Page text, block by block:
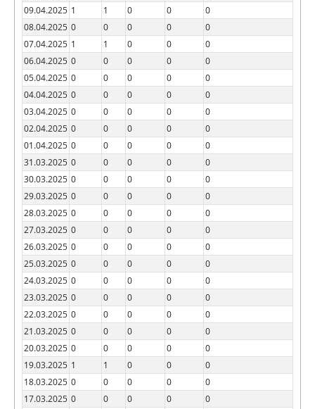
09.04.2025 1 1 0 0
0
08.04.2025 0 0 0 0
0
07.04.2025 1 1 0 0
0
06.04.2025 0 0 0 0
0
05.04.2025 0 0 0 0
0
04.04.2025 0 0 0 0
0
03.04.2025 0 0 0 0
0
02.04.2025 0 0 0 0
0
01.04.2025 0 0 0 0
0
31.03.2025 0 0 0 0
0
30.03.2025 0 0 0 0
0
29.03.2025 0 0 0 0
0
28.03.2025 0 0 0 0
0
27.03.2025 0 0 0 0
0
26.03.2025 0 0 0 0
0
25.03.2025 0 0 0 0
0
24.03.2025 0 0 0 0
0
23.03.2025 0 0 0 0
0
22.03.2025 0 0 0 0
0
21.03.2025 0 0 0 0
0
20.03.2025 0 0 0 0
0
19.03.2025 1 1 0 0
0
18.03.2025 0 0 0 0
0
17.03.2025 0 0 0 0
0